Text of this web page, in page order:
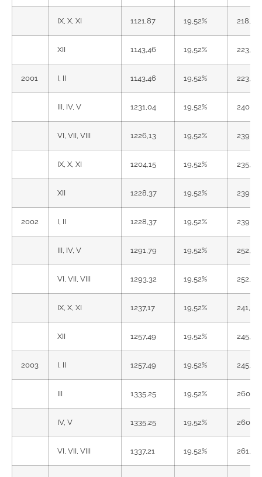
IX, X, XI 1121,87 19,52% 218,99
XII 1143,46 19,52% 223,20
2001 I, II 1143,46 19,52% 223,20
III, IV, V 1231,04 19,52% 240,30
VI, VII, VIII 1226,13 19,52% 239,34
IX, X, XI 1204,15 19,52% 235,05
XII 1228,37 19,52% 239,78
2002 I, II 1228,37 19,52% 239,78
III, IV, V 1291,79 19,52% 252,16
VI, VII, VIII 1293,32 19,52% 252,46
IX, X, XI 1237,17 19,52% 241,50
XII 1257,49 19,52% 245,46
2003 I, II 1257,49 19,52% 245,46
III 1335,25 19,52% 260,64
IV, V 1335,25 19,52% 260,64
VI, VII, VIII 1337,21 19,52% 261,02